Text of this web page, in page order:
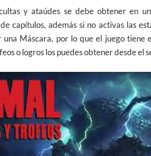
y ataúdes se debe obtener en
capítulos, además si no activas las
Máscara, por lo que el juego tiene
o logros los puedes obtener desde el